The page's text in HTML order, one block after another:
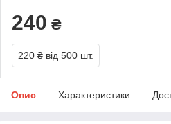
240 ₴
220 ₴ від 500 шт.
Опис Характеристики